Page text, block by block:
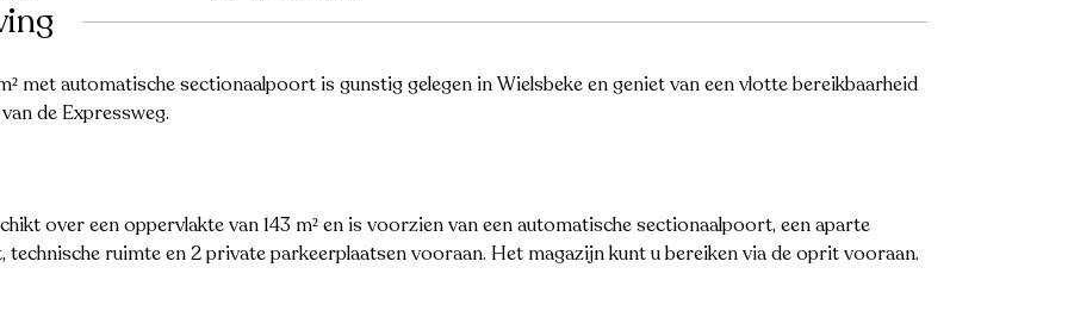
met automatische sectionaalpoort is gunstig gelegen in Wielsbeke en geniet van een vlotte bereikbaarheid
de Expressweg.
over een oppervlakte van 143 m² en is voorzien van een automatische sectionaalpoort, een aparte
technische ruimte en 2 private parkeerplaatsen vooraan. Het magazijn kunt u bereiken via de oprit vooraan.